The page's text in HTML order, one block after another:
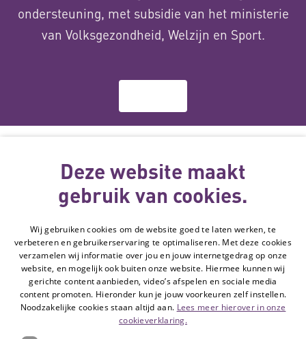
ondersteuning, met subsidie van het ministerie
van Volksgezondheid, Welzijn en Sport.
wordt gemaakt
met subsidie
van
Volg de Hulpmiddelenwijzer: Ga naar de
Veelgestelde vragen
Contact
Deze website maakt
gebruik van cookies.
Wij gebruiken cookies om de website goed te laten werken, te
verbeteren en gebruikerservaring te optimaliseren. Met deze cookies
verzamelen wij informatie over jou en jouw internetgedrag op onze
website, en mogelijk ook buiten onze website. Hiermee kunnen wij
gerichte content aanbieden, video’s afspelen en sociale media
content promoten. Hieronder kun je jouw voorkeuren zelf instellen.
Noodzakelijke cookies staan altijd aan. Lees meer hierover in onze
cookieverklaring.